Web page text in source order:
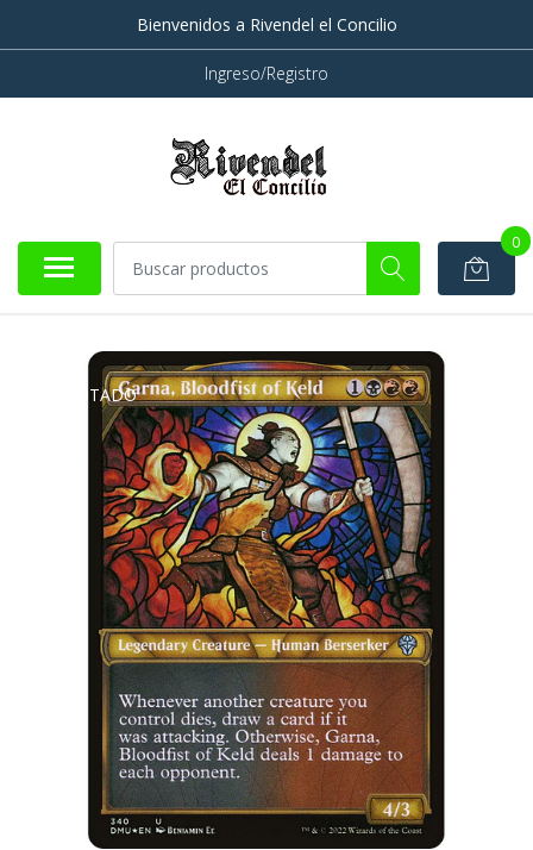
Bienvenidos a Rivendel el Concilio
Ingreso/Registro
0
AGOTADO